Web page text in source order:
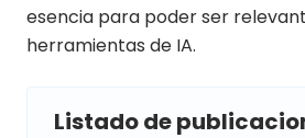
esencia para poder ser
herramientas de IA.
Listado de